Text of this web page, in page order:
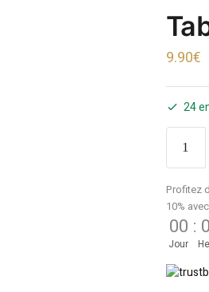
9.90€
24
Profitez
10%
00
Jour
: